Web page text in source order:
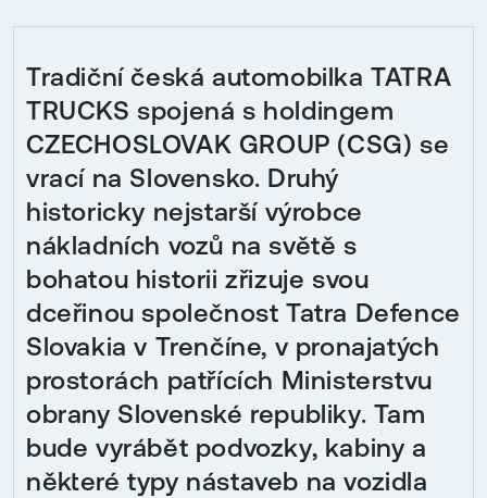
Tradiční česká automobilka TATRA
TRUCKS spojená s holdingem
CZECHOSLOVAK GROUP (CSG) se
vrací na Slovensko. Druhý
historicky nejstarší výrobce
nákladních vozů na světě s
bohatou historii zřizuje svou
dceřinou společnost Tatra Defence
Slovakia v Trenčíne, v pronajatých
prostorách patřících Ministerstvu
obrany Slovenské republiky. Tam
bude vyrábět podvozky, kabiny a
některé typy nástaveb na vozidla